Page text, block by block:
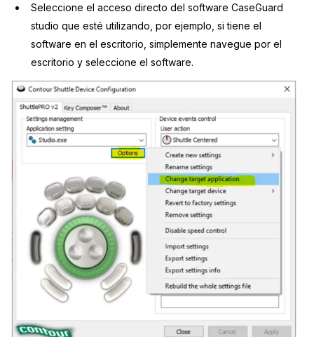
Seleccione el acceso directo del software CaseGuard
studio que esté utilizando, por ejemplo, si tiene el
software en el escritorio, simplemente navegue por el
escritorio y seleccione el software.